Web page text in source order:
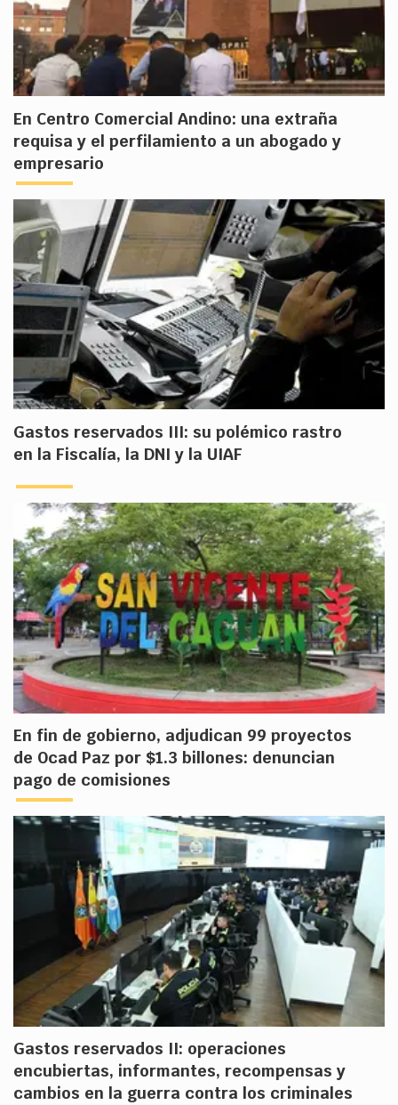
En Centro Comercial Andino: una extraña
requisa y el perfilamiento a un abogado y
empresario
Gastos reservados III: su polémico rastro
en la Fiscalía, la DNI y la UIAF
En fin de gobierno, adjudican 99 proyectos
de Ocad Paz por $1.3 billones: denuncian
pago de comisiones
Gastos reservados II: operaciones
encubiertas, informantes, recompensas y
cambios en la guerra contra los criminales